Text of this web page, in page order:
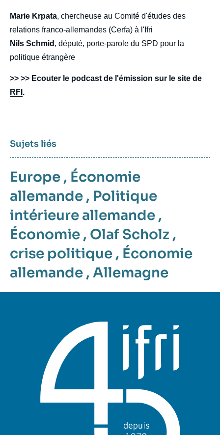
Marie Krpata, chercheuse au Comité d'études des
relations franco-allemandes (Cerfa) à l'Ifri
Nils Schmid , député, porte-parole du SPD pour la
politique étrangère
>> >> Ecouter le podcast de l'émission sur le site de
RFI .
Sujets liés
Europe , Économie
allemande , Politique
intérieure allemande ,
Économie , Olaf Scholz ,
crise politique , Économie
allemande , Allemagne